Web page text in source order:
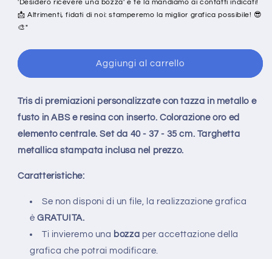
'Desidero ricevere una bozza' e te la mandiamo ai contatti indicati!
📩 Altrimenti, fidati di noi: stamperemo la miglior grafica possibile! 😎
🎨"
Aggiungi al carrello
Tris di premiazioni personalizzate con tazza in metallo e
fusto in ABS e resina con inserto. Colorazione oro ed
elemento centrale. Set da 40 - 37 - 35 cm. Targhetta
metallica stampata inclusa nel prezzo.
Caratteristiche:
Se non disponi di un file, la realizzazione grafica
è GRATUITA.
Ti invieremo una bozza per accettazione della
grafica che potrai modificare.